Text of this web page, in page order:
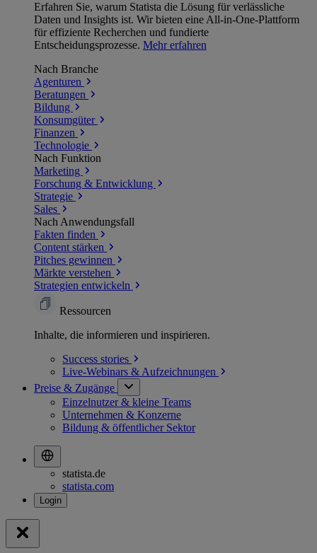
Erfahren Sie, warum Statista die Lösung für verlässliche
Daten und Insights ist. Wir bieten eine All-in-One-Plattform
für effiziente Recherchen und fundierte
Entscheidungsprozesse. Mehr erfahren
Nach Branche
Agenturen
Beratungen
Bildung
Konsumgüter
Finanzen
Technologie
Nach Funktion
Marketing
Forschung & Entwicklung
Strategie
Sales
Nach Anwendungsfall
Fakten finden
Content stärken
Pitches gewinnen
Märkte verstehen
Strategien entwickeln
Ressourcen
Inhalte, die informieren und inspirieren.
Success stories
Live-Webinars & Aufzeichnungen
Preise & Zugänge
Einzelnutzer & kleine Teams
Unternehmen & Konzerne
Bildung & öffentlicher Sektor
statista.de
statista.com